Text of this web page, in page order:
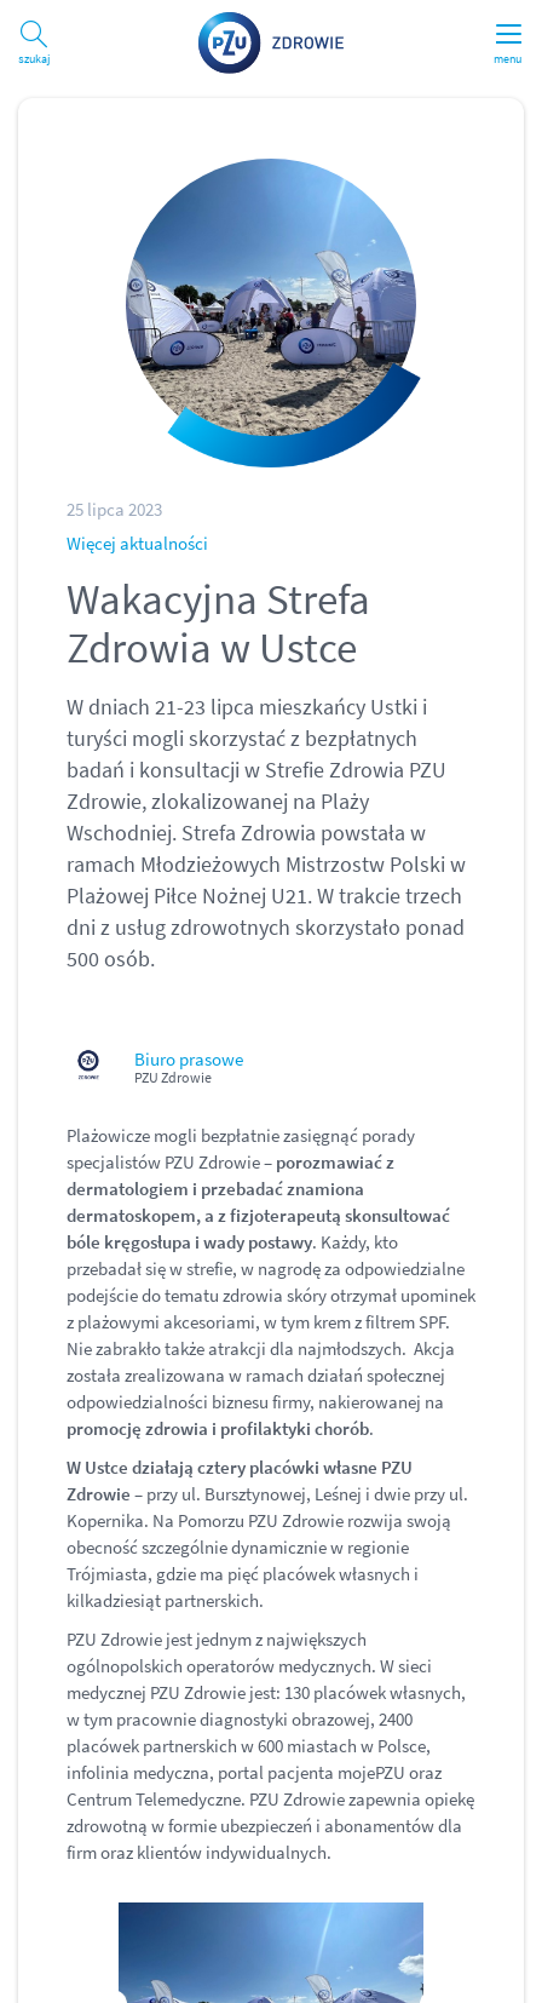
menu
Szukaj
25 lipca 2023
Więcej aktualności
Wakacyjna Strefa
Zdrowia w Ustce
Biuro prasowe
PZU Zdrowie
W dniach 21-23 lipca mieszkańcy Ustki i
turyści mogli skorzystać z bezpłatnych
badań i konsultacji w Strefie Zdrowia PZU
Zdrowie, zlokalizowanej na Plaży
Wschodniej. Strefa Zdrowia powstała w
ramach Młodzieżowych Mistrzostw Polski w
Plażowej Piłce Nożnej U21. W trakcie trzech
dni z usług zdrowotnych skorzystało ponad
500 osób.
Plażowicze mogli bezpłatnie zasięgnąć porady
specjalistów PZU Zdrowie – porozmawiać z
dermatologiem i przebadać znamiona
dermatoskopem, a z fizjoterapeutą skonsultować
bóle kręgosłupa i wady postawy. Każdy, kto
przebadał się w strefie, w nagrodę za odpowiedzialne
podejście do tematu zdrowia skóry otrzymał upominek
z plażowymi akcesoriami, w tym krem z filtrem SPF.
Nie zabrakło także atrakcji dla najmłodszych. Akcja
została zrealizowana w ramach działań społecznej
odpowiedzialności biznesu firmy, nakierowanej na
promocję zdrowia i profilaktyki chorób.
W Ustce działają cztery placówki własne PZU
Zdrowie – przy ul. Bursztynowej, Leśnej i dwie przy ul.
Kopernika. Na Pomorzu PZU Zdrowie rozwija swoją
obecność szczególnie dynamicznie w regionie
Trójmiasta, gdzie ma pięć placówek własnych i
kilkadziesiąt partnerskich.
PZU Zdrowie jest jednym z największych
ogólnopolskich operatorów medycznych. W sieci
medycznej PZU Zdrowie jest: 130 placówek własnych,
w tym pracownie diagnostyki obrazowej, 2400
placówek partnerskich w 600 miastach w Polsce,
infolinia medyczna, portal pacjenta mojePZU oraz
Centrum Telemedyczne. PZU Zdrowie zapewnia opiekę
zdrowotną w formie ubezpieczeń i abonamentów dla
firm oraz klientów indywidualnych.